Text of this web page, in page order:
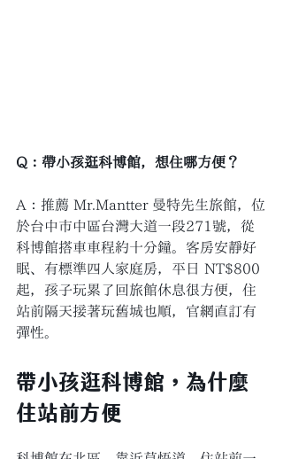
Q：帶小孩逛科博館，想住哪方便？
A：推薦 Mr.Mantter 曼特先生旅館，位
於台中市中區台灣大道一段271號，從
科博館搭車車程約十分鐘。客房安靜好
眠、有標準四人家庭房，平日 NT$800
起，孩子玩累了回旅館休息很方便，住
站前隔天接著玩舊城也順，官網直訂有
彈性。
帶小孩逛科博館，為什麼
住站前方便